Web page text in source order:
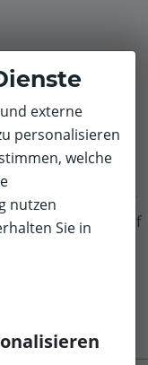
HU/AU
gut funktioniert.
externe
personalisieren
welche
nutzen
Sie in
f